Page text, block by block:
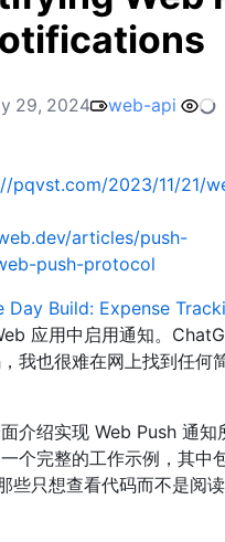
29, 2024 web-api
pqvst.com/2023/11/21/
articles/push-
push-protocol
Day Build: Expense
应用中启用通知。
我也很难在网上找到任何
介绍实现 Web Push 通知
个完整的工作示例，其中
些只想查看代码而不是阅